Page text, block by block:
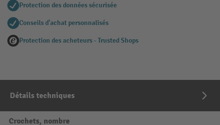
Protection des données sécurisée
Conseils d'achat personnalisés
Protection des acheteurs - Trusted Shops
Détails techniques
Crochets, nombre